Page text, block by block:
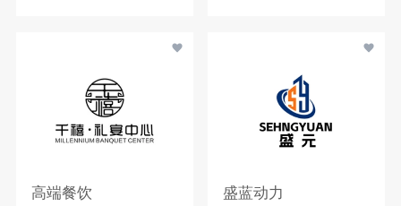
高端餐饮 盛蓝动力